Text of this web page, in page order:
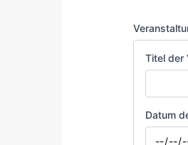
Titel der
Datum
Datum